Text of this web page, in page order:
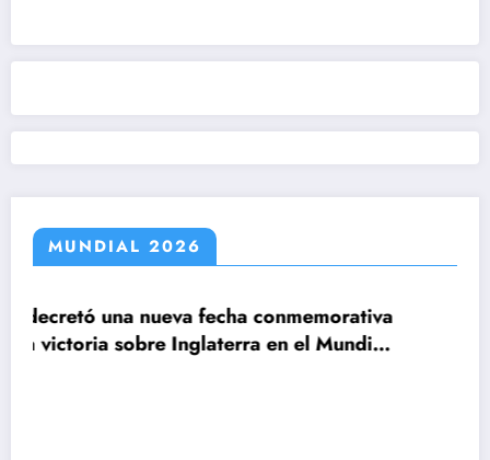
MUNDIAL 2026
conmemorativa
en el Mundial